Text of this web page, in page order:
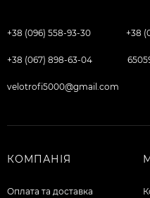
+38 (096) 558-93-30 +38
+38 (067) 898-63-04
velotrofi5000@gmail.com
КОМПАНІЯ
Оплата та доставка